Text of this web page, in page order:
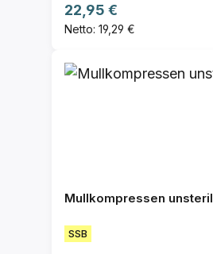
Regulärer Preis:
22,95 €
Netto: 19,29 €
Mullkompressen unsteril
SSB